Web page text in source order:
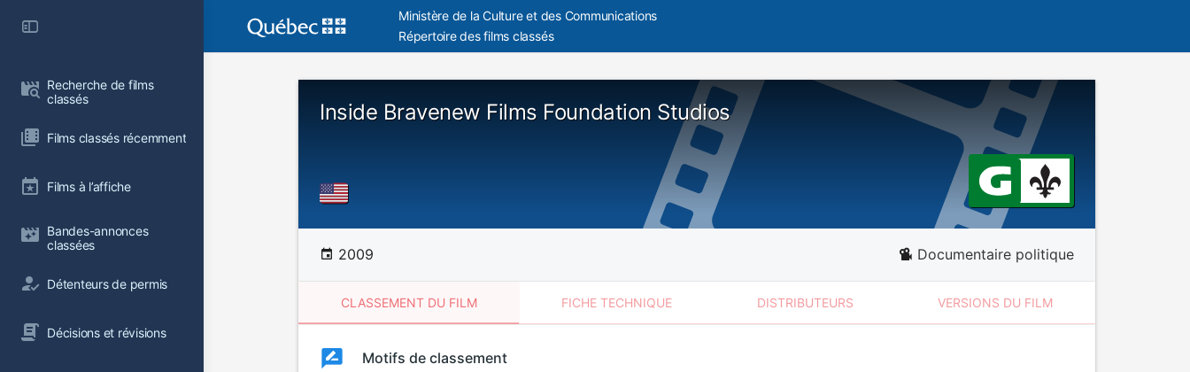
Recherche de films
classés
Films classés récemment
Films à l’affiche
Bandes-annonces
classées
Détenteurs de permis
Décisions et révisions
Ministère de la Culture et des Communications
Répertoire des films classés
Inside Bravenew Films Foundation Studios
2009 Documentaire politique
CLASSEMENT DU FILM FICHE TECHNIQUE DISTRIBUTEURS VERSIONS DU FILM
ClassementClassement
Motifs de classement